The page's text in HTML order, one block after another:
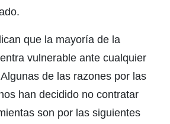
que la mayoría de la
vulnerable ante cualquier
de las razones por las
han decidido no contratar
son por las siguientes